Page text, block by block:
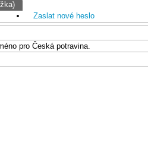
Zaslat nové heslo
pro Česká potravina.